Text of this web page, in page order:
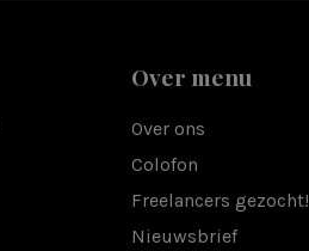
Over menu
Over ons
Colofon
Freelancers gezocht!
Nieuwsbrief